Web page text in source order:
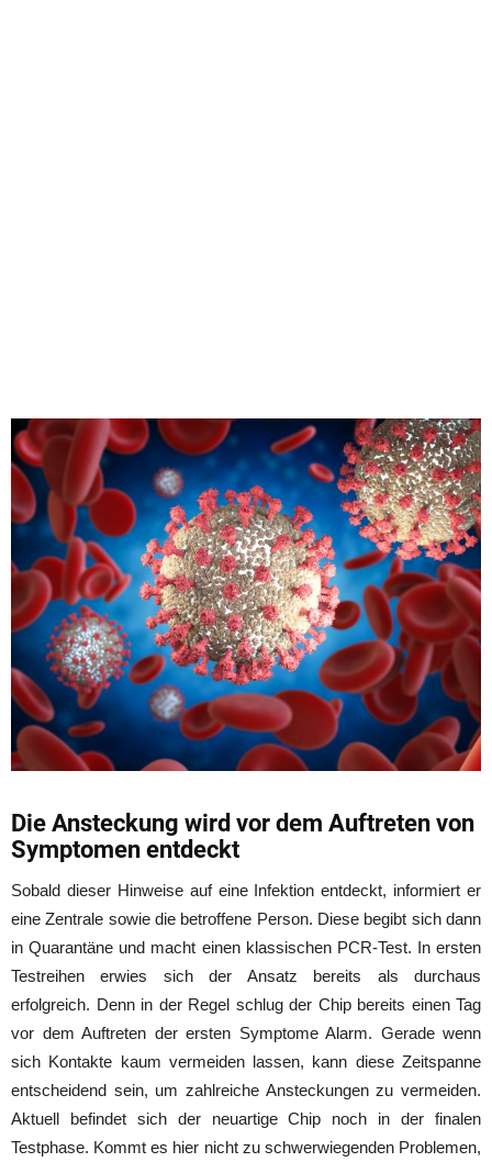
Die Ansteckung wird vor dem Auftreten von
Symptomen entdeckt
Sobald dieser Hinweise auf eine Infektion entdeckt, informiert er
eine Zentrale sowie die betroffene Person. Diese begibt sich dann
in Quarantäne und macht einen klassischen PCR-Test. In ersten
Testreihen erwies sich der Ansatz bereits als durchaus
erfolgreich. Denn in der Regel schlug der Chip bereits einen Tag
vor dem Auftreten der ersten Symptome Alarm. Gerade wenn
sich Kontakte kaum vermeiden lassen, kann diese Zeitspanne
entscheidend sein, um zahlreiche Ansteckungen zu vermeiden.
Aktuell befindet sich der neuartige Chip noch in der finalen
Testphase. Kommt es hier nicht zu schwerwiegenden Problemen,